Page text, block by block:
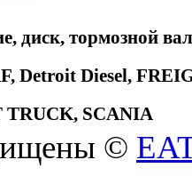
диск, тормозной
Detroit Diesel,
TRUCK, SCANIA
©